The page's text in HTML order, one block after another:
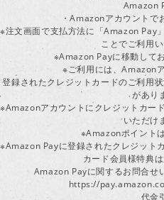
Amazon
・Amazonアカウントで
※注文画面で支払方法に「Amazon Pay
ことでご利用い
※Amazon Payに移動して
※ご利用には、Amazon
登録されたクレジットカードのご利用
があり
※Amazonアカウントにクレジットカー
いただけ
※Amazonポイント
※Amazon Payに登録されたクレジット
カード会員様特典
Amazon Payに関するお問合せ
https://
代金